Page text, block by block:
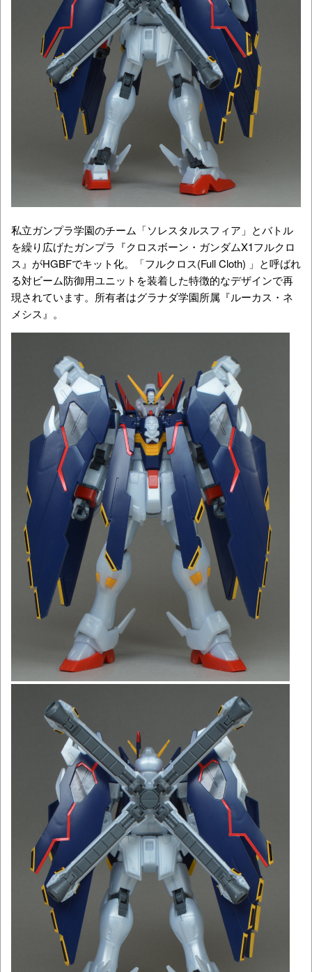
私立ガンプラ学園のチーム「ソレスタルスフィア」とバトル
を繰り広げたガンプラ『クロスボーン・ガンダムX1フルクロ
ス』がHGBFでキット化。「フルクロス(Full Cloth) 」と呼ばれ
る対ビーム防御用ユニットを装着した特徴的なデザインで再
現されています。所有者はグラナダ学園所属『ルーカス・ネ
メシス』。